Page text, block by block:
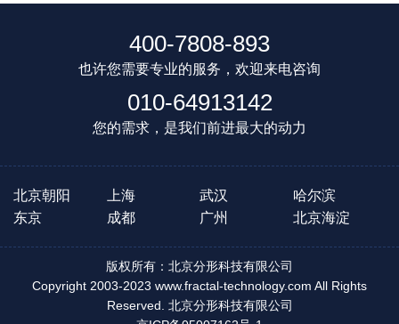
400-7808-893
也许您需要专业的服务，欢迎来电咨询
010-64913142
您的需求，是我们前进最大的动力
北京朝阳 上海 武汉
哈尔滨
东京
成都 广州 北京海淀
版权所有：北京分形科技有限公司
Copyright 2003-2023 www.fractal-technology.com All Rights
Reserved. 北京分形科技有限公司